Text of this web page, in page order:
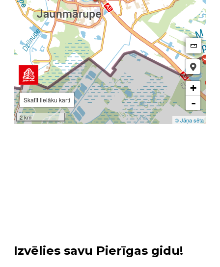
Izvēlies savu Pierīgas gidu!